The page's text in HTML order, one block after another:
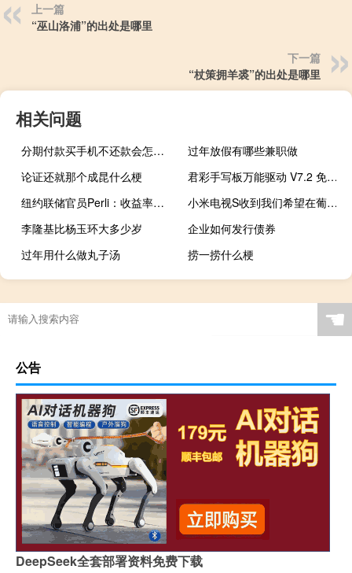
上一篇
“巫山洛浦”的出处是哪里
下一篇
“杖策拥羊裘”的出处是哪里
相关问题
分期付款买手机不还款会怎么样
过年放假有哪些兼职做
论证还就那个成昆什么梗
君彩手写板万能驱动 V7.2 免费版（君彩手写板万能驱动 V7.2 免费版功能简介）
纽约联储官员Perli：收益率走高背后的因素影响了持久性收益率保持在高位的时间会影响金融状况；美债市场仍在平稳运行
小米电视S收到我们希望在葡萄牙看到的两款新智能电视
李隆基比杨玉环大多少岁
企业如何发行债券
过年用什么做丸子汤
捞一捞什么梗
☚
公告
DeepSeek全套部署资料免费下载